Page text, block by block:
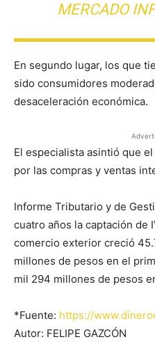
MERCADO
En segundo lugar, los que
sido consumidores
desaceleración económica.
El especialista asintió que
por las compras y ventas
Informe Tributario y de
cuatro años la captación de
comercio exterior creció
millones de pesos en el
mil 294 millones de pesos
*Fuente: https://
Autor: FELIPE GAZCÓN